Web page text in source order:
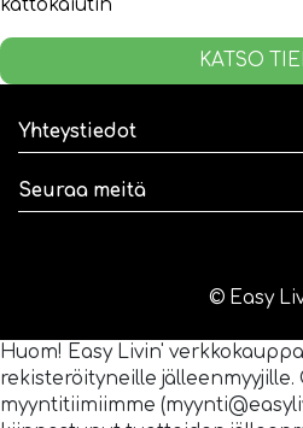
kattokaiutin
KATSO
Yhteystiedot
Seuraa meitä
© Easy
Huom! Easy Livin'
rekisteröityneille jälleenmyyjille.
myyntitiimiimme